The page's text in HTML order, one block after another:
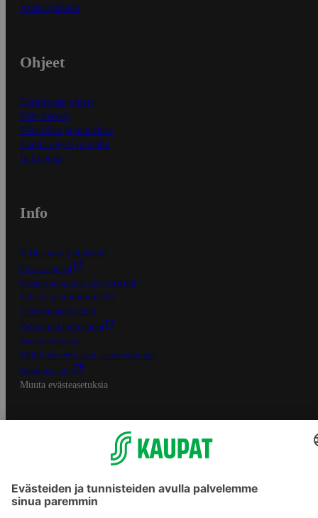
Asiakaspalvelu
Ohjeet
Ensitilaajan ohjeet
Näin maksat
Näin tilaat ja muokkaat
Kaikki ohjeet ja vinkit
In English
Info
S-Business yrityksille
Oiva-raportit
Osuuskauppojen yhteystiedot
Tilaus- ja toimitusehdot
Tietosuojakäytäntö
Palvelun käyttöehdot
Saavutettavuus
Mobiilisovelluksen saavutettavuus
Mainostajalle
Muuta evästeasetuksia
S-ryhmän palvelut
Asiakasomistajuus
Yhteishyvä Ruoka -sovellus